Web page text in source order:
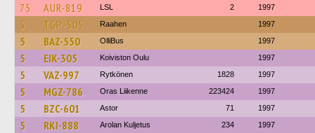
75 AUR-819 LSL 2 1997
5 TGP-505 Raahen 1997
5 BAZ-550 OlliBus 1997
5 EIK-305 Koiviston Oulu 1997
5 VAZ-997 Rytkönen 1828 1997
5 MGZ-786 Oras Liikenne 223424 1997
5 BZC-601 Astor 71 1997
5 RKI-888 Arolan Kuljetus 234 1997